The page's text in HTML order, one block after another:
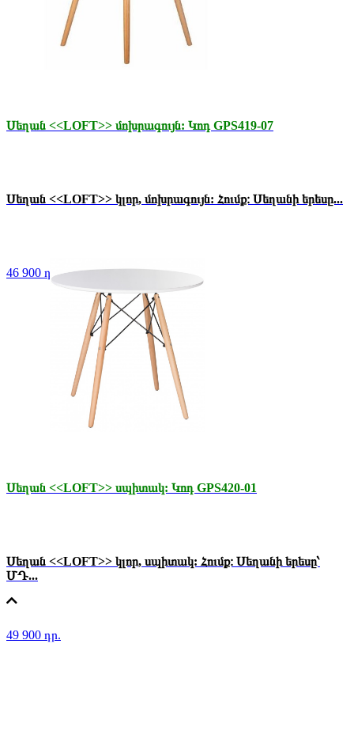
Սեղան <<LOFT>> մոխրագույն: Կոդ GPS419-07
Սեղան <<LOFT>> կլոր, մոխրագույն: Հումք։ Սեղանի երեսը...
46 900 դր.
Սեղան <<LOFT>> սպիտակ: Կոդ GPS420-01
Սեղան <<LOFT>> կլոր, սպիտակ: Հումք։ Սեղանի երեսը՝
ՄԴ...
49 900 դր.